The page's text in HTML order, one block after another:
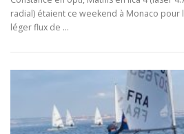
radial) étaient ce weekend à Monaco pour
léger flux de …